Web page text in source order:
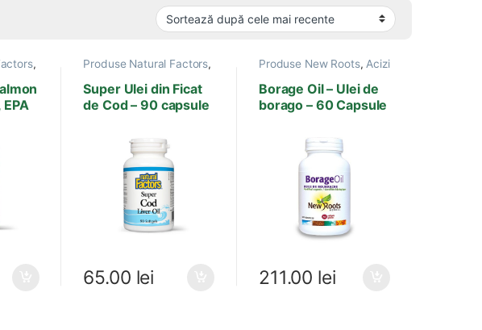
,
Produse Natural Factors,
Adaptogeni,
Antibacterian,Antiviral,
Boli Cardiovasculare,Boli
Virusi-Bacterii
,Sistem
Super Ulei din Ficat
de Cod – 90 capsule
65.00 lei
Produse New Roots, Acizi
Borage Oil – Ulei de
borago – 60 Capsule
211.00 lei